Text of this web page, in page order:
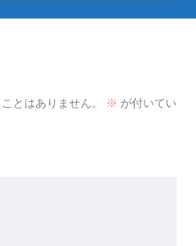
とはありません。 ※ が付いてい